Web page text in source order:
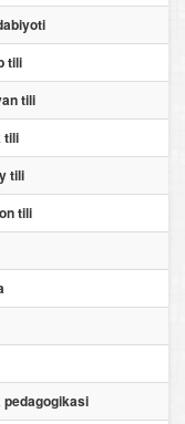
tili
tili
tili
tili
tili